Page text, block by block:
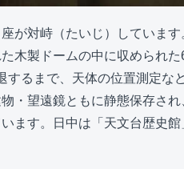
が対峙（たいじ）しています
木製ドームの中に収められ
るまで、天体の位置測定な
・望遠鏡ともに静態保存さ
ます。日中は「天文台歴史